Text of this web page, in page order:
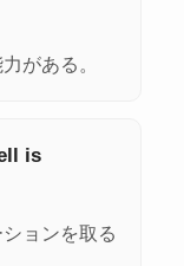
がある。
is
ョンを取る